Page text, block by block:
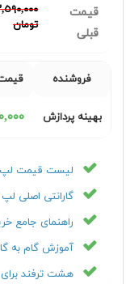
قیمت
قبلی
تومان
فروشنده
بهینه پردازش
لیست قیمت
گارانتی اصلی
راهنمای جامع
آموزش گام به
هشت ترفند برای